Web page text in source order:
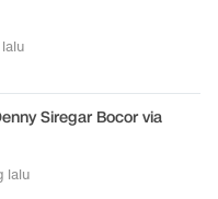
lalu
Siregar Bocor via
lalu